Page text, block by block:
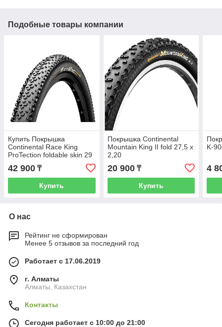
Подобные товары компании
Купить Покрышка
Continental Race King
ProTection foldable skin 29
42 900 ₸
Купить
Покрышка Continental
Mountain King II fold 27,5 x
2,20
20 900₸
Купить
K-
4
О нас
Рейтинг не сформирован
Менее 5 отзывов за последний год
Работает с 17.06.2019
г. Алматы
Алматы, Казахстан
Контакты
Сегодня работает с 10:00 до 21:00